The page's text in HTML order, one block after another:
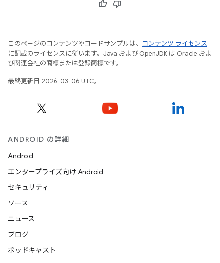
このページのコンテンツやコードサンプルは、
コンテンツ ライセンス
に記載のライセンスに従います。Java および OpenJDK は Oracle およ
び関連会社の商標または登録商標です。
最終更新日 2026-03-06 UTC。
ANDROID の詳細
Android
エンタープライズ向け Android
セキュリティ
ソース
ニュース
ブログ
ポッドキャスト